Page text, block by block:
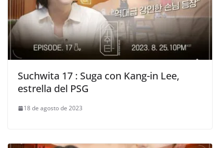
Suchwita 17 : Suga con Kang-in Lee,
estrella del PSG
18 de agosto de 2023